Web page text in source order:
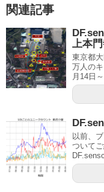
関連記事
上本
東京都
万人の
月14日
以前、
ついて